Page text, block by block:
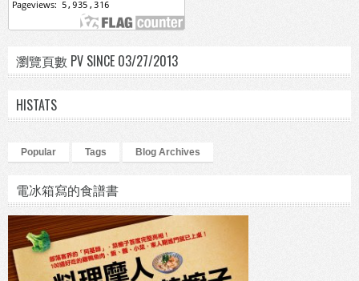
瀏覽頁數 PV SINCE 03/27/2013
HISTATS
Popular Tags Blog Archives
電冰箱寫的食譜書